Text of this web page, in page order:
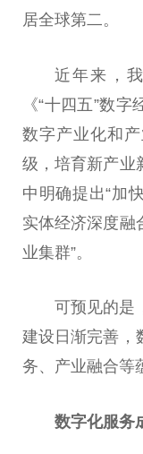
居全球第二。
近年来，
《“十四五”数
数字产业化和
级，培育新产业
中明确提出“加
实体经济深度融
业集群”。
可预见的是
建设日渐完善，
务、产业融合等
数字化服务